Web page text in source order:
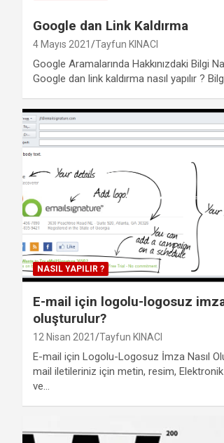
Google dan Link Kaldırma
4 Mayıs 2021 Tayfun KINACI
Google Aramalarında Hakkınızdaki Bilgi
Google dan link kaldırma nasıl yapılır ?
NASIL YAPILIR ?
E-mail için logolu-logosuz
oluşturulur?
12 Nisan 2021 Tayfun KINACI
E-mail için Logolu-Logosuz İmza Nasıl
mail iletileriniz için metin, resim,
ve…